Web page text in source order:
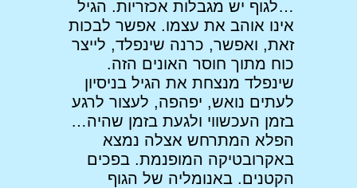
…לגוף יש מגבלות אכזריות. הגיל
אינו אוהב את עצמו. אפשר לבכות
זאת, ואפשר, כרנה שינפלד, לייצר
כוח מתוך חוסר האונים הזה.
שינפלד מנצחת את הגיל בניסיון
לעתים נואש, יפהפה, לעצור לרגע
בזמן העכשווי ולגעת בזמן שהיה…
הפלא המתרחש אצלה נמצא
באקרובטיקה המופנמת. בפכים
הקטנים. באנומליה של הגוף